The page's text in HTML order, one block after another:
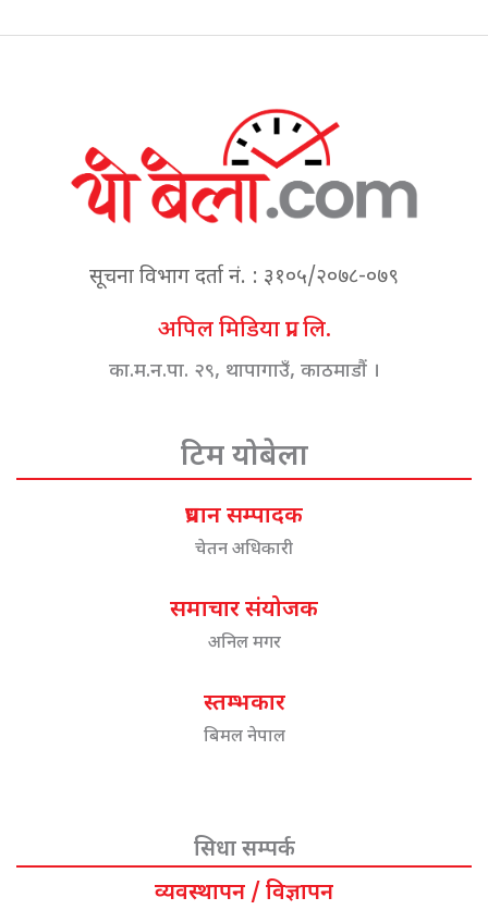
सूचना विभाग दर्ता नं. : ३१०५/२०७८-०७९
अपिल मिडिया प्रा. लि.
का.म.न.पा. २९, थापागाउँ, काठमाडौं ।
टिम योबेला
प्रधान सम्पादक
चेतन अधिकारी
समाचार संयोजक
अनिल मगर
स्तम्भकार
बिमल नेपाल
सिधा सम्पर्क
व्यवस्थापन / विज्ञापन